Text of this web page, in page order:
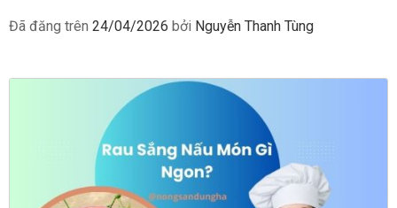
Đã đăng trên 24/04/2026 bởi Nguyễn Thanh Tùng